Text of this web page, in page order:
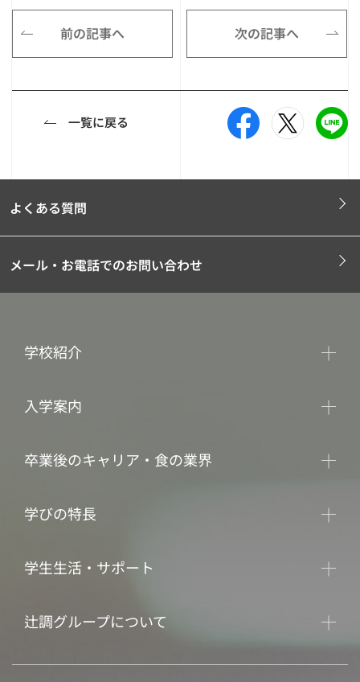
前の記事へ 次の記事へ
一覧に戻る
よくある質問
メール・お電話でのお問い合わせ
学校紹介
入学案内
卒業後のキャリア・食の業界
学びの特長
学生生活・サポート
辻調グループについて